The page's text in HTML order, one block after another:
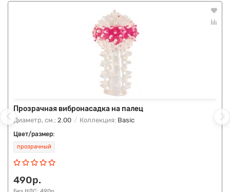
Прозрачная вибронасадка на палец
Диаметр, см.: 2.00 Коллекция: Basic
Цвет/размер:
прозрачный
490р.